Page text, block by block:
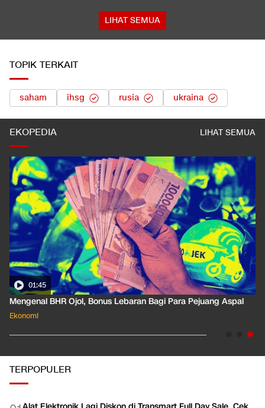
LIHAT SEMUA
TOPIK TERKAIT
saham ihsg rusia ukraina
EKOPEDIA LIHAT SEMUA
01:45
Mengenal BHR Ojol, Bonus Lebaran Bagi Para Pejuang Aspal
Ekonomi
TERPOPULER